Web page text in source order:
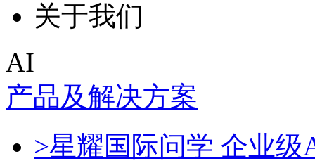
关于我们
AI
产品及解决方案
>星耀国际问学 企业级